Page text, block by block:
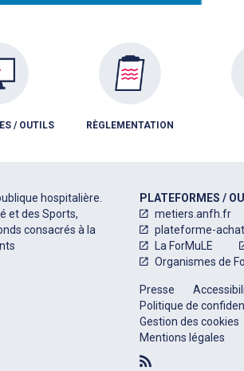
/ OUTILS RÈGLEMENTATION
hospitalière.
et des Sports,
consacrés à la
PLATEFORMES /
metiers.anfh.fr
plateforme-
La ForMuLE
Organismes de
Presse
Politique de
Gestion des cookies
Mentions légales